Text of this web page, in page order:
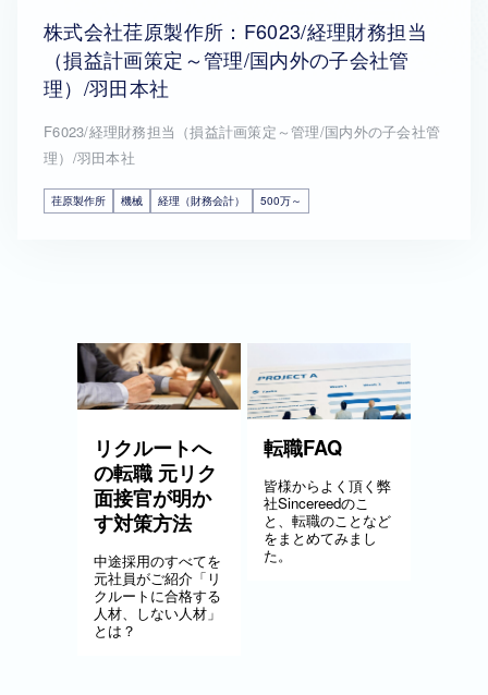
株式会社荏原製作所：F6023/経理財務担当
（損益計画策定～管理/国内外の子会社管
理）/羽田本社
F6023/経理財務担当（損益計画策定～管理/国内外の子会社管
理）/羽田本社
荏原製作所 機械 経理（財務会計） 500万～
リクルートへ
の転職 元リク
面接官が明か
す対策方法
中途採用のすべてを
元社員がご紹介「リ
クルートに合格する
人材、しない人材」
とは？
転職FAQ
皆様からよく頂く弊
社Sincereedのこ
と、転職のことなど
をまとめてみまし
た。